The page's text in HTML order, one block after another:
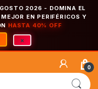
2026 - DOMINA EL
EN PERIFÉRICOS Y
HASTA 40% OFF
×
0